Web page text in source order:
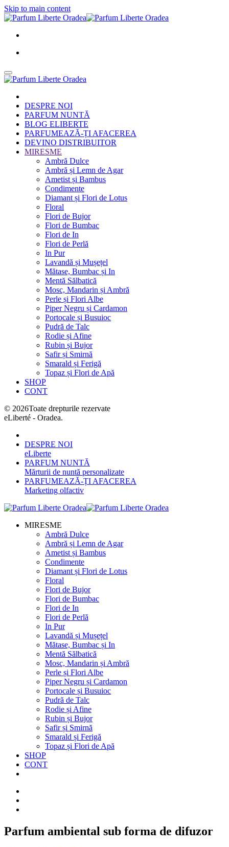
Skip to main content
DESPRE NOI
PARFUM NUNTĂ
BLOG ELIBERTE
PARFUMEAZĂ-ȚI AFACEREA
DEVINO DISTRIBUITOR
MIRESME
Ambră Dulce
Ambră și Lemn de Agar
Ametist și Bambus
Condimente
Diamant și Flori de Lotus
Floral
Flori de Bujor
Flori de Bumbac
Flori de In
Flori de Perlă
In Pur
Lavandă și Mușețel
Mătase, Bumbac și In
Mentă Sălbatică
Mosc, Mandarin și Ambră
Perle și Flori Albe
Piper Negru și Cardamon
Portocale și Busuioc
Pudră de Talc
Rodie și Afine
Rubin și Bujor
Safir și Smirnă
Smarald și Ferigă
Topaz și Flori de Apă
SHOP
CONT
© 2026Toate drepturile rezervate
eLiberté - Oradea.
DESPRE NOI
eLiberte
PARFUM NUNTĂ
Mărturii de nuntă personalizate
PARFUMEAZĂ-ȚI AFACEREA
Marketing olfactiv
MIRESME
Ambră Dulce
Ambră și Lemn de Agar
Ametist și Bambus
Condimente
Diamant și Flori de Lotus
Floral
Flori de Bujor
Flori de Bumbac
Flori de In
Flori de Perlă
In Pur
Lavandă și Mușețel
Mătase, Bumbac și In
Mentă Sălbatică
Mosc, Mandarin și Ambră
Perle și Flori Albe
Piper Negru și Cardamon
Portocale și Busuioc
Pudră de Talc
Rodie și Afine
Rubin și Bujor
Safir și Smirnă
Smarald și Ferigă
Topaz și Flori de Apă
SHOP
CONT
Parfum ambiental sub forma de difuzor